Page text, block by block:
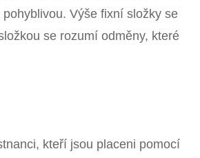
Výše fixní složky se
se rozumí odměny, které
kteří jsou placeni pomocí